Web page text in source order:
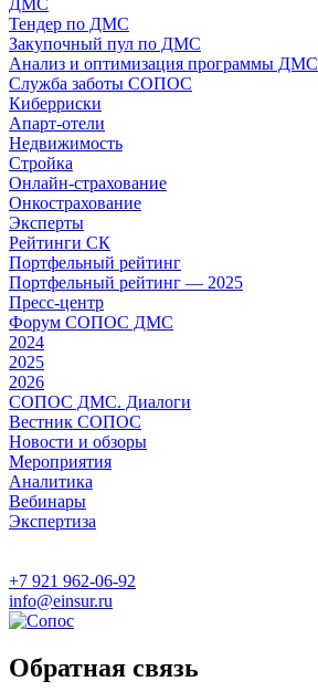
ДМС
Тендер по ДМС
Закупочный пул по ДМС
Анализ и оптимизация программы ДМС
Служба заботы СОПОС
Киберриски
Апарт-отели
Недвижимость
Стройка
Онлайн-страхование
Онкострахование
Эксперты
Рейтинги СК
Портфельный рейтинг
Портфельный рейтинг — 2025
Пресс-центр
Форум СОПОС ДМС
2024
2025
2026
СОПОС ДМС. Диалоги
Вестник СОПОС
Новости и обзоры
Мероприятия
Аналитика
Вебинары
Экспертиза
+7 921 962-06-92
info@einsur.ru
Обратная связь